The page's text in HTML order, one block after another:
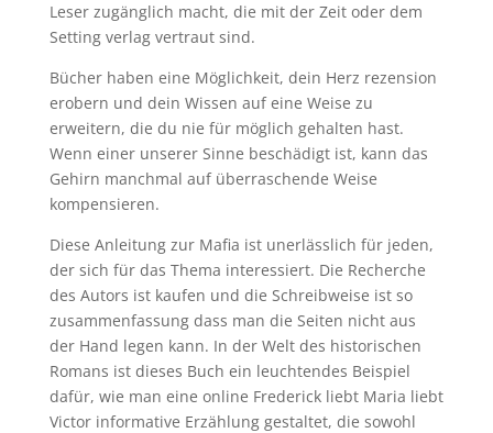
Leser zugänglich macht, die mit der Zeit oder dem
Setting verlag vertraut sind.
Bücher haben eine Möglichkeit, dein Herz rezension
erobern und dein Wissen auf eine Weise zu
erweitern, die du nie für möglich gehalten hast.
Wenn einer unserer Sinne beschädigt ist, kann das
Gehirn manchmal auf überraschende Weise
kompensieren.
Diese Anleitung zur Mafia ist unerlässlich für jeden,
der sich für das Thema interessiert. Die Recherche
des Autors ist kaufen und die Schreibweise ist so
zusammenfassung dass man die Seiten nicht aus
der Hand legen kann. In der Welt des historischen
Romans ist dieses Buch ein leuchtendes Beispiel
dafür, wie man eine online Frederick liebt Maria liebt
Victor informative Erzählung gestaltet, die sowohl